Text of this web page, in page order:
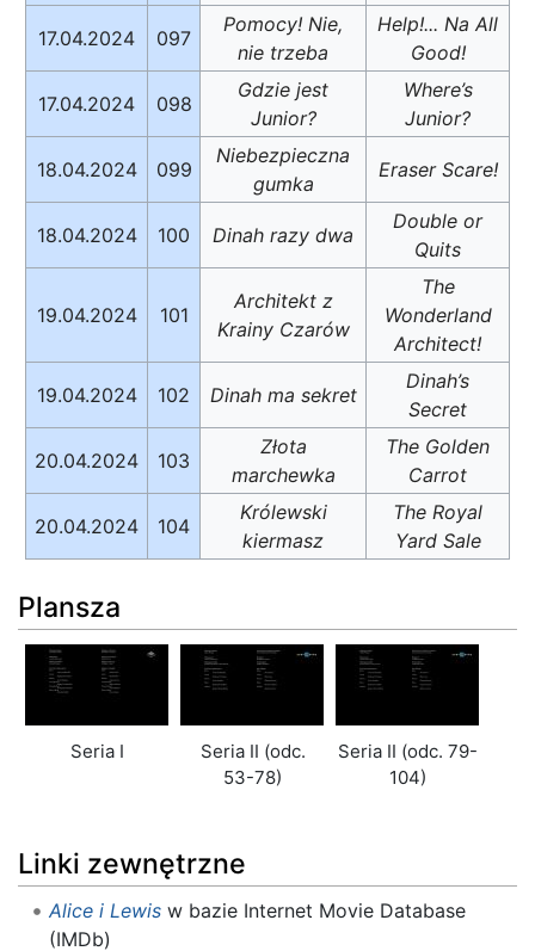
17.04.2024 097
Pomocy! Nie,
nie trzeba
Help!... Na All
Good!
17.04.2024 098
Gdzie jest
Junior?
Where’s
Junior?
18.04.2024 099
Niebezpieczna
gumka
Eraser Scare!
18.04.2024 100 Dinah razy dwa
Double or
Quits
19.04.2024 101
Architekt z
Krainy Czarów
The
Wonderland
Architect!
19.04.2024 102 Dinah ma sekret
Dinah’s
Secret
20.04.2024 103
Złota
marchewka
The Golden
Carrot
20.04.2024 104
Królewski
kiermasz
The Royal
Yard Sale
Plansza
Seria I
Seria II (odc.
53-78)
Seria II (odc. 79-
104)
Linki zewnętrzne
Alice i Lewisw bazie Internet Movie Database
(IMDb)